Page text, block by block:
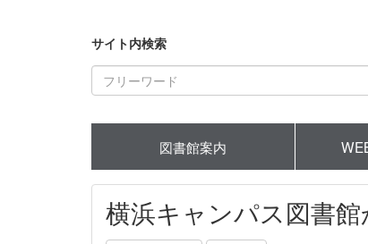
サイト内検索
図書館案内
横浜キャンパス図書